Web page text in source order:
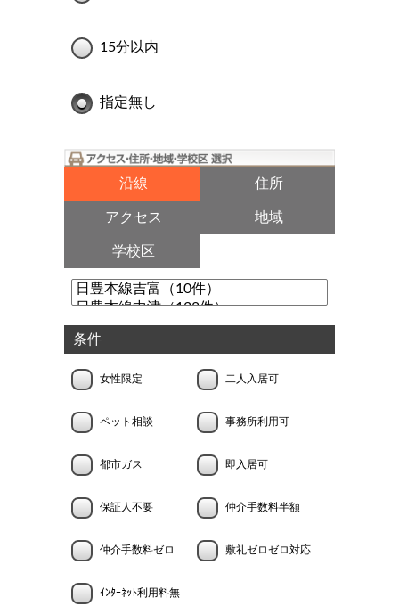
15分以内
指定無し
沿線 住所
アクセス 地域
学校区
条件
女性限定 二人入居可
ペット相談 事務所利用可
都市ガス 即入居可
保証人不要 仲介手数料半額
仲介手数料ゼロ 敷礼ゼロゼロ対応
ｲﾝﾀｰﾈｯﾄ利用料無